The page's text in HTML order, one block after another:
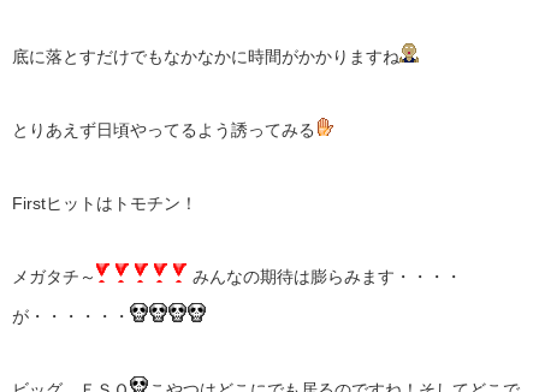
底に落とすだけでもなかなかに時間がかかりますね
とりあえず日頃やってるよう誘ってみる
Firstヒットはトモチン！
メガタチ～ みんなの期待は膨らみます・・・・
が・・・・・・